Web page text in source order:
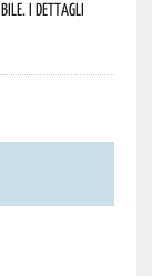
I dettagli